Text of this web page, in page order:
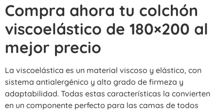
Compra ahora tu colchón
viscoelástico de 180×200 al
mejor precio
La viscoelástica es un material viscoso y elástico, con
sistema antialergénico y alto grado de firmeza y
adaptabilidad. Todas estas características la convierten
en un componente perfecto para las camas de todos